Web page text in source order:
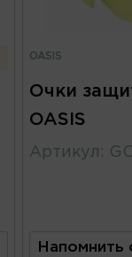
OASIS
Очки
OASIS
Артикул :
Напомнить